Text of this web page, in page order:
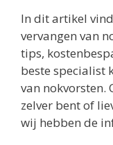
In dit artikel
vervangen van
tips,
beste specialist
van nokvorsten.
zelver bent of
wij hebben de